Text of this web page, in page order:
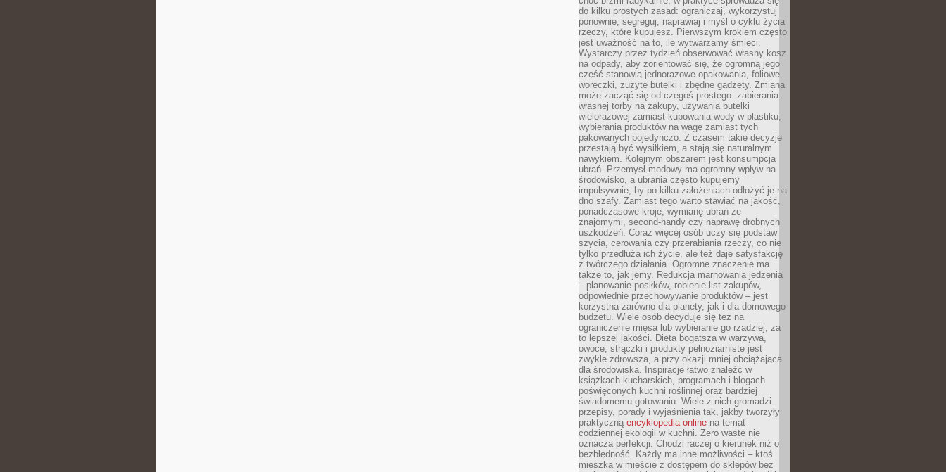
do kilku prostych zasad: ograniczaj, wykorzystuj
ponownie, segreguj, naprawiaj i myśl o cyklu życia
rzeczy, które kupujesz. Pierwszym krokiem często
jest uważność na to, ile wytwarzamy śmieci.
Wystarczy przez tydzień obserwować własny kosz
na odpady, aby zorientować się, że ogromną jego
część stanowią jednorazowe opakowania, foliowe
woreczki, zużyte butelki i zbędne gadżety. Zmiana
może zacząć się od czegoś prostego: zabierania
własnej torby na zakupy, używania butelki
wielorazowej zamiast kupowania wody w plastiku,
wybierania produktów na wagę zamiast tych
pakowanych pojedynczo. Z czasem takie decyzje
przestają być wysiłkiem, a stają się naturalnym
nawykiem. Kolejnym obszarem jest konsumpcja
ubrań. Przemysł modowy ma ogromny wpływ na
środowisko, a ubrania często kupujemy
impulsywnie, by po kilku założeniach odłożyć je na
dno szafy. Zamiast tego warto stawiać na jakość,
ponadczasowe kroje, wymianę ubrań ze
znajomymi, second-handy czy naprawę drobnych
uszkodzeń. Coraz więcej osób uczy się podstaw
szycia, cerowania czy przerabiania rzeczy, co nie
tylko przedłuża ich życie, ale też daje satysfakcję
z twórczego działania. Ogromne znaczenie ma
także to, jak jemy. Redukcja marnowania jedzenia
– planowanie posiłków, robienie list zakupów,
odpowiednie przechowywanie produktów – jest
korzystna zarówno dla planety, jak i dla domowego
budżetu. Wiele osób decyduje się też na
ograniczenie mięsa lub wybieranie go rzadziej, za
to lepszej jakości. Dieta bogatsza w warzywa,
owoce, strączki i produkty pełnoziarniste jest
zwykle zdrowsza, a przy okazji mniej obciążająca
dla środowiska. Inspiracje łatwo znaleźć w
książkach kucharskich, programach i blogach
poświęconych kuchni roślinnej oraz bardziej
świadomemu gotowaniu. Wiele z nich gromadzi
przepisy, porady i wyjaśnienia tak, jakby tworzyły
praktyczną encyklopedia online na temat
codziennej ekologii w kuchni. Zero waste nie
oznacza perfekcji. Chodzi raczej o kierunek niż o
bezbłędność. Każdy ma inne możliwości – ktoś
mieszka w mieście z dostępem do sklepów bez